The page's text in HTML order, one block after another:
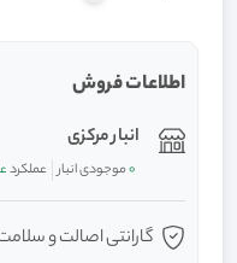
اطلاعات فروش
انبار مرکزی
0موجودی انبار عملکرد
گارانتی اصالت و